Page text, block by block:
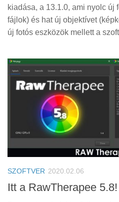
kiadása, a 13.1.0, ami nyolc új
fájlok) és hat új objektívet
új fotós eszközök mellett a
SZOFTVER 2020.02.06
Itt a RawTherapee 5.8!